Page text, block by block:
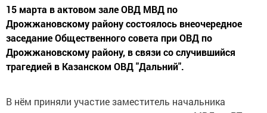
15 марта в актовом зале ОВД МВД по
Дрожжановскому району состоялось внеочередное
заседание Общественного совета при ОВД по
Дрожжановскому району, в связи со случившийся
трагедией в Казанском ОВД "Дальний".
В нём приняли участие заместитель начальника